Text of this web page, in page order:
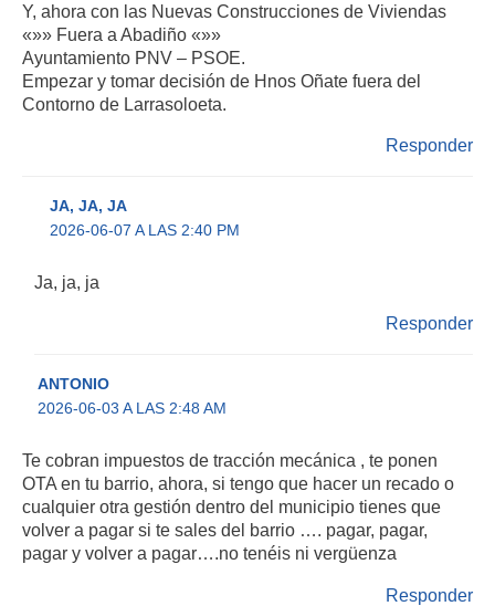
Y, ahora con las Nuevas Construcciones de Viviendas
«»» Fuera a Abadiño «»»
Ayuntamiento PNV – PSOE.
Empezar y tomar decisión de Hnos Oñate fuera del
Contorno de Larrasoloeta.
Responder
JA, JA, JA
2026-06-07 A LAS 2:40 PM
Ja, ja, ja
Responder
ANTONIO
2026-06-03 A LAS 2:48 AM
Te cobran impuestos de tracción mecánica , te ponen
OTA en tu barrio, ahora, si tengo que hacer un recado o
cualquier otra gestión dentro del municipio tienes que
volver a pagar si te sales del barrio …. pagar, pagar,
pagar y volver a pagar….no tenéis ni vergüenza
Responder